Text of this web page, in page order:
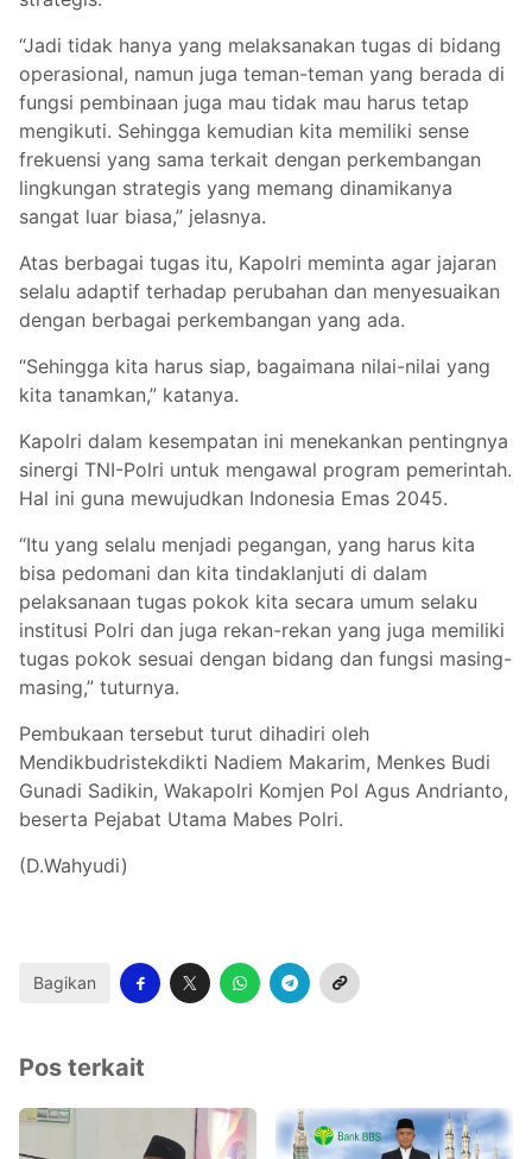
“Jadi tidak hanya yang melaksanakan tugas di bidang
operasional, namun juga teman-teman yang berada di
fungsi pembinaan juga mau tidak mau harus tetap
mengikuti. Sehingga kemudian kita memiliki sense
frekuensi yang sama terkait dengan perkembangan
lingkungan strategis yang memang dinamikanya
sangat luar biasa,” jelasnya.
Atas berbagai tugas itu, Kapolri meminta agar jajaran
selalu adaptif terhadap perubahan dan menyesuaikan
dengan berbagai perkembangan yang ada.
“Sehingga kita harus siap, bagaimana nilai-nilai yang
kita tanamkan,” katanya.
Kapolri dalam kesempatan ini menekankan pentingnya
sinergi TNI-Polri untuk mengawal program pemerintah.
Hal ini guna mewujudkan Indonesia Emas 2045.
“Itu yang selalu menjadi pegangan, yang harus kita
bisa pedomani dan kita tindaklanjuti di dalam
pelaksanaan tugas pokok kita secara umum selaku
institusi Polri dan juga rekan-rekan yang juga memiliki
tugas pokok sesuai dengan bidang dan fungsi masing-
masing,” tuturnya.
Pembukaan tersebut turut dihadiri oleh
Mendikbudristekdikti Nadiem Makarim, Menkes Budi
Gunadi Sadikin, Wakapolri Komjen Pol Agus Andrianto,
beserta Pejabat Utama Mabes Polri.
(D.Wahyudi)
Bagikan
Pos terkait